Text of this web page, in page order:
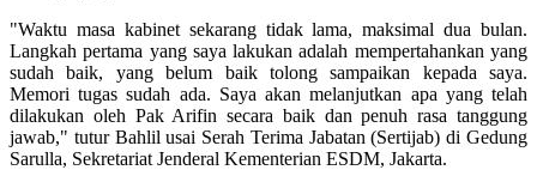
"Waktu masa kabinet sekarang tidak lama, maksimal dua bulan.
Langkah pertama yang saya lakukan adalah mempertahankan yang
sudah baik, yang belum baik tolong sampaikan kepada saya.
Memori tugas sudah ada. Saya akan melanjutkan apa yang telah
dilakukan oleh Pak Arifin secara baik dan penuh rasa tanggung
jawab," tutur Bahlil usai Serah Terima Jabatan (Sertijab) di Gedung
Sarulla, Sekretariat Jenderal Kementerian ESDM, Jakarta.